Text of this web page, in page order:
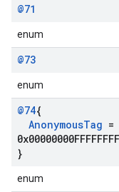
@71
enum
@73
enum
@74{
AnonymousTag =
}
enum